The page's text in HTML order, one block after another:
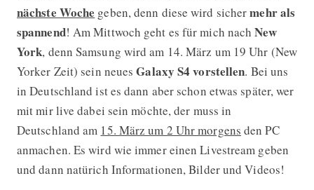
nächste Woche geben, denn diese wird sichermehr als
spannend! Am Mittwoch geht es für mich nachNew
York, denn Samsung wird am 14. März um 19 Uhr (New
Yorker Zeit) sein neuesGalaxy S4 vorstellen. Bei uns
in Deutschland ist es dann aber schon etwas später, wer
mit mir live dabei sein möchte, der muss in
Deutschland am 15. März um 2 Uhr morgens den PC
anmachen. Es wird wie immer einen Livestream geben
und dann natürich Informationen, Bilder und Videos!